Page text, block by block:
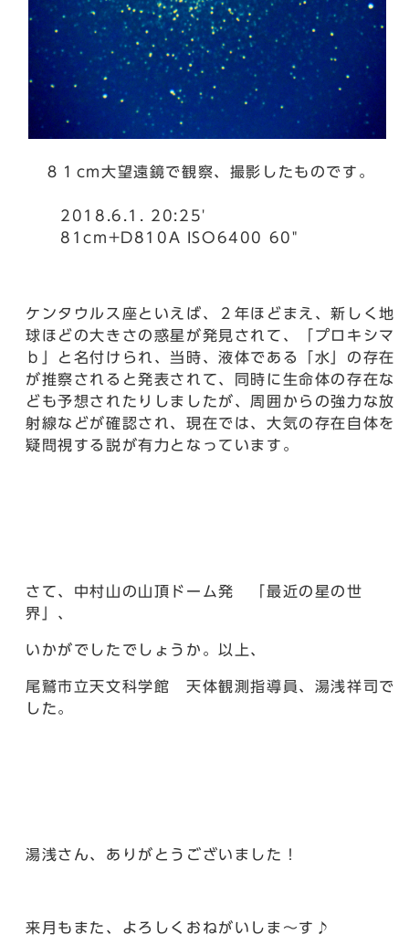
８１cm大望遠鏡で観察、撮影したものです。
2018.6.1. 20:25'
81cm+D810A ISO6400 60"
ケンタウルス座といえば、２年ほどまえ、新しく地
球ほどの大きさの惑星が発見されて、「プロキシマ
ｂ」と名付けられ、当時、液体である「水」の存在
が推察されると発表されて、同時に生命体の存在な
ども予想されたりしましたが、周囲からの強力な放
射線などが確認され、現在では、大気の存在自体を
疑問視する説が有力となっています。
さて、中村山の山頂ドーム発 「最近の星の世
界」、
いかがでしたでしょうか。以上、
尾鷲市立天文科学館 天体観測指導員、湯浅祥司で
した。
湯浅さん、ありがとうございました！
来月もまた、よろしくおねがいしま～す♪